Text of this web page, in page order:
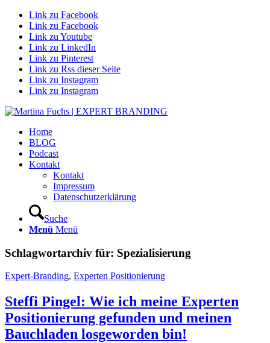
Link zu Facebook
Link zu Facebook
Link zu Youtube
Link zu LinkedIn
Link zu Pinterest
Link zu Rss dieser Seite
Link zu Instagram
Link zu Instagram
Home
BLOG
Podcast
Kontakt
Kontakt
Impressum
Datenschutzerklärung
Suche
Menü Menü
Schlagwortarchiv für: Spezialisierung
Expert-Branding, Experten Positionierung
Steffi Pingel: Wie ich meine Experten
Positionierung gefunden und meinen
Bauchladen losgeworden bin!